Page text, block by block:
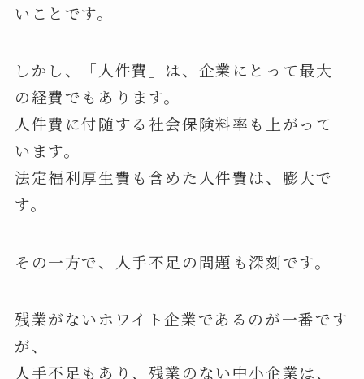
いことです。
しかし、「人件費」は、企業にとって最大
の経費でもあります。
人件費に付随する社会保険料率も上がって
います。
法定福利厚生費も含めた人件費は、膨大で
す。
その一方で、人手不足の問題も深刻です。
残業がないホワイト企業であるのが一番です
が、
人手不足もあり、残業のない中小企業は、